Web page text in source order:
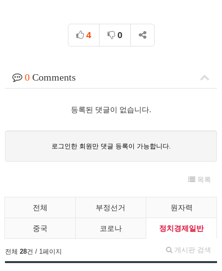
4 0
0 Comments
등록된 댓글이 없습니다.
로그인한 회원만 댓글 등록이 가능합니다.
목록
전체 부정선거 원자력
중국 코로나 정치경제일반
게시판 검색
전체 28건 / 1페이지